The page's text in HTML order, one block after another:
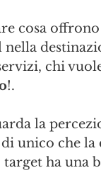
cosa
chi
!.
la
unico che
ha una